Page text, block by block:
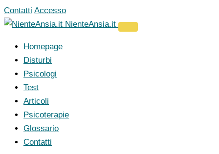
Vai
al
Contatti Accesso
NienteAnsia.it
Homepage
Disturbi
Psicologi
Test
Articoli
Psicoterapie
Glossario
Contatti